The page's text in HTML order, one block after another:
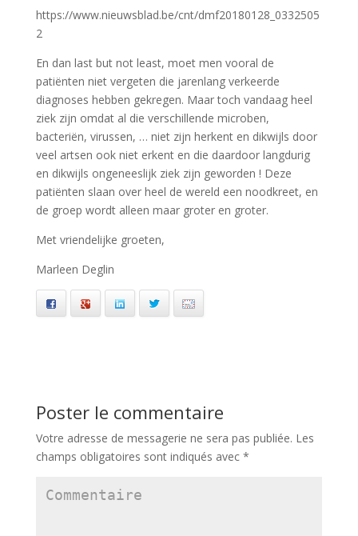
https://www.nieuwsblad.be/cnt/dmf20180128_0332505
2
En dan last but not least, moet men vooral de
patiënten niet vergeten die jarenlang verkeerde
diagnoses hebben gekregen. Maar toch vandaag heel
ziek zijn omdat al die verschillende microben,
bacteriën, virussen, … niet zijn herkent en dikwijls door
veel artsen ook niet erkent en die daardoor langdurig
en dikwijls ongeneeslijk ziek zijn geworden ! Deze
patiënten slaan over heel de wereld een noodkreet, en
de groep wordt alleen maar groter en groter.
Met vriendelijke groeten,
Marleen Deglin
Facebook Google+ LinkedIn Twitter Email
Poster le commentaire
Votre adresse de messagerie ne sera pas publiée. Les
champs obligatoires sont indiqués avec *